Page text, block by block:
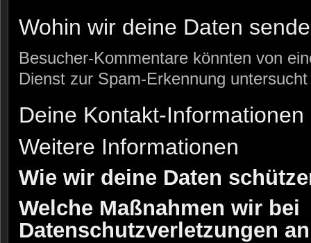
Wohin wir deine Daten
Besucher-Kommentare könnten von
Dienst zur Spam-Erkennung
Deine Kontakt-Informationen
Weitere Informationen
Wie wir deine Daten
Welche Maßnahmen wir bei
Datenschutzverletzungen